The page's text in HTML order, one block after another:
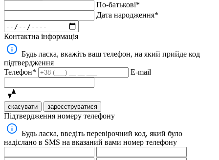
По-батькові*
Дата народження*
Контактна інформація
Будь ласка, вкажіть ваш телефон, на який прийде код
підтвердження
Телефон*
E-mail
скасувати зареєструватися
Підтвердження номеру телефону
Будь ласка, введіть перевірочний код, який було
надіслано в SMS на вказаний вами номер телефону